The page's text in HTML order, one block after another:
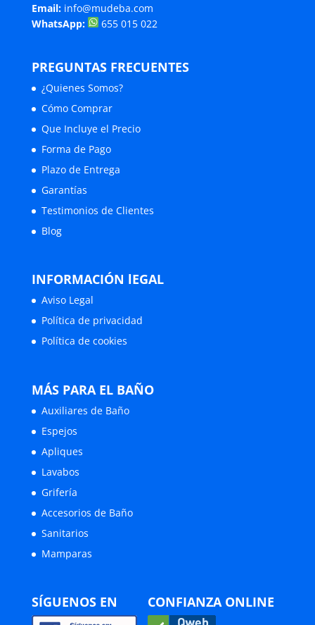
Email: info@mudeba.com
WhatsApp:
655 015 022
PREGUNTAS FRECUENTES
¿Quienes Somos?
Cómo Comprar
Que Incluye el Precio
Forma de Pago
Plazo de Entrega
Garantías
Testimonios de Clientes
Blog
INFORMACIÓN lEGAL
Aviso Legal
Política de privacidad
Política de cookies
MÁS PARA EL BAÑO
Auxiliares de Baño
Espejos
Apliques
Lavabos
Grifería
Accesorios de Baño
Sanitarios
Mamparas
SÍGUENOS EN CONFIANZA ONLINE